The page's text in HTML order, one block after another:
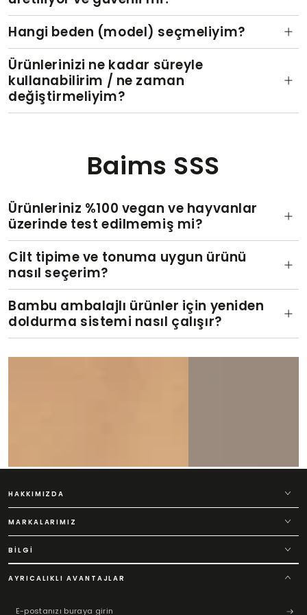
Hangi beden (model) seçmeliyim?
Ürünlerinizi ne kadar süreyle
kullanabilirim / ne zaman
değiştirmeliyim?
Baims SSS
Ürünleriniz %100 vegan ve hayvanlar
üzerinde test edilmemiş mi?
Cilt tipime ve tonuma uygun ürünü
nasıl seçerim?
Bambu ambalajlı ürünler için yeniden
doldurma sistemi nasıl çalışır?
HAKKIMIZDA
MARKALARIMIZ
BILGI
AYRICALIKLI AVANTAJLAR
E-